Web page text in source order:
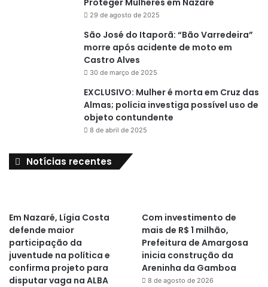
Proteger Mulheres em Nazaré
29 de agosto de 2025
São José do Itaporã: “Bão Varredeira”
morre após acidente de moto em
Castro Alves
30 de março de 2025
EXCLUSIVO: Mulher é morta em Cruz das
Almas; polícia investiga possível uso de
objeto contundente
8 de abril de 2025
Notícias recentes
Em Nazaré, Lígia Costa
defende maior
participação da
juventude na política e
confirma projeto para
disputar vaga na ALBA
Com investimento de
mais de R$ 1 milhão,
Prefeitura de Amargosa
inicia construção da
Areninha da Gamboa
8 de agosto de 2026